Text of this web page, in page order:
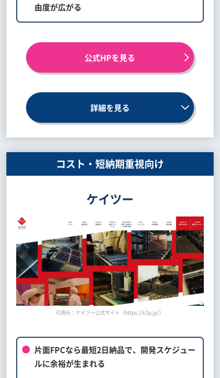
由度が広がる
公式HPを見る
詳細を見る
コスト・短納期重視向け
ケイツー
引用元：ケイツー公式サイト（https://k2p.jp/）
片面FPCなら最短2日納品で、開発スケジュー
ルに余裕が生まれる